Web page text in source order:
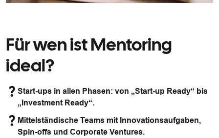
Für wen ist Mentoring
ideal?
Start-ups in allen Phasen: von „Start-up Ready“ bis
„Investment Ready“.
Mittelständische Teams mit Innovationsaufgaben,
Spin-offs und Corporate Ventures.